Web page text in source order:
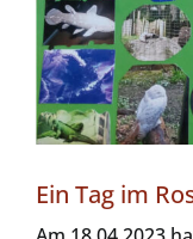
Ein Tag im